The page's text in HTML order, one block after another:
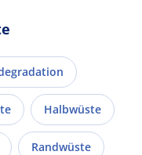
Halbwüste
Randwüste